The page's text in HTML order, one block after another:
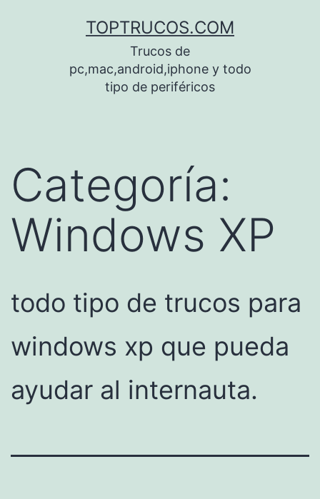
TOPTRUCOS.COM
Trucos de
pc,mac,android,iphone y todo
tipo de periféricos
Categoría:
Windows XP
todo tipo de trucos para
windows xp que pueda
ayudar al internauta.